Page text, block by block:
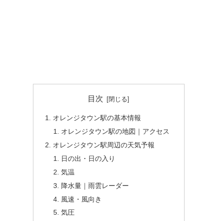
目次
オレンジタウン駅の基本情報
オレンジタウン駅の地図｜アクセス
オレンジタウン駅周辺の天気予報
日の出・日の入り
気温
降水量｜雨雲レーダー
風速・風向き
気圧